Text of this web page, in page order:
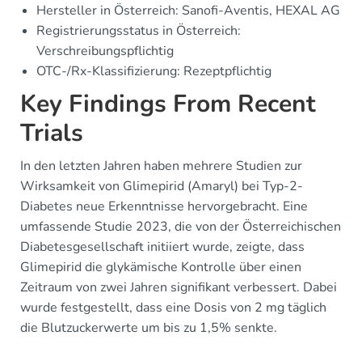
Hersteller in Österreich: Sanofi-Aventis, HEXAL AG
Registrierungsstatus in Österreich:
Verschreibungspflichtig
OTC-/Rx-Klassifizierung: Rezeptpflichtig
Key Findings From Recent
Trials
In den letzten Jahren haben mehrere Studien zur
Wirksamkeit von Glimepirid (Amaryl) bei Typ-2-
Diabetes neue Erkenntnisse hervorgebracht. Eine
umfassende Studie 2023, die von der Österreichischen
Diabetesgesellschaft initiiert wurde, zeigte, dass
Glimepirid die glykämische Kontrolle über einen
Zeitraum von zwei Jahren signifikant verbessert. Dabei
wurde festgestellt, dass eine Dosis von 2 mg täglich
die Blutzuckerwerte um bis zu 1,5% senkte.